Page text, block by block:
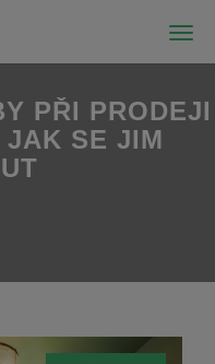
PŘI PRODEJI
JAK SE JIM